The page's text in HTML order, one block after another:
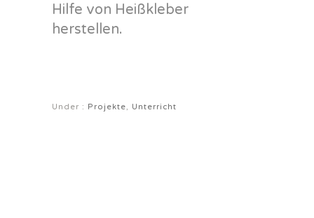
Hilfe von Heißkleber
herstellen.
Under : Projekte, Unterricht